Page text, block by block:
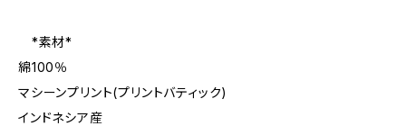
*素材*
綿100％
マシーンプリント(プリントバティック)
インドネシア産